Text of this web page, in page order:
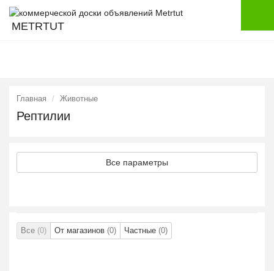
METRTUT
Главная Животные
Рептилии
Все параметры
Все (0) От магазинов (0) Частные (0)